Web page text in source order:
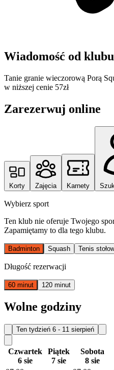
Wiadomość od klubu
Tanie granie wieczorową Porą
w niższej cenie 57zł
Zarezerwuj online
Korty Zajęcia Karnety
Wybierz sport
Ten klub nie oferuje Twojego
Zapamiętamy to dla tego klubu.
Badminton Squash Tenis
Długość rezerwacji
60 minut 120 minut
Wolne godziny
Ten tydzień 6 - 11 sierpień
Czwartek
6 sie
Piątek
7 sie
Sobota
8 sie